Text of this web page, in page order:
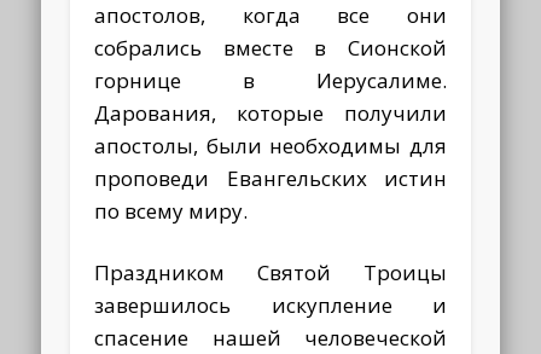
апостолов, когда все они
собрались вместе в Сионской
горнице в Иерусалиме.
Дарования, которые получили
апостолы, были необходимы для
проповеди Евангельских истин
по всему миру.
Праздником Святой Троицы
завершилось искупление и
спасение нашей человеческой